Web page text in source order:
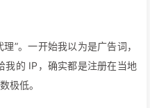
”。一开始我以为是广告词，
我的 IP，确实都是注册在当地
极低。